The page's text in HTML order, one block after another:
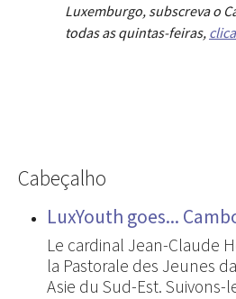
Luxemburgo, subscreva o
todas as quintas-feiras,
Cabeçalho
LuxYouth goes...
Le cardinal Jean-Claude
la Pastorale des Jeunes
Asie du Sud-Est. Suivons-